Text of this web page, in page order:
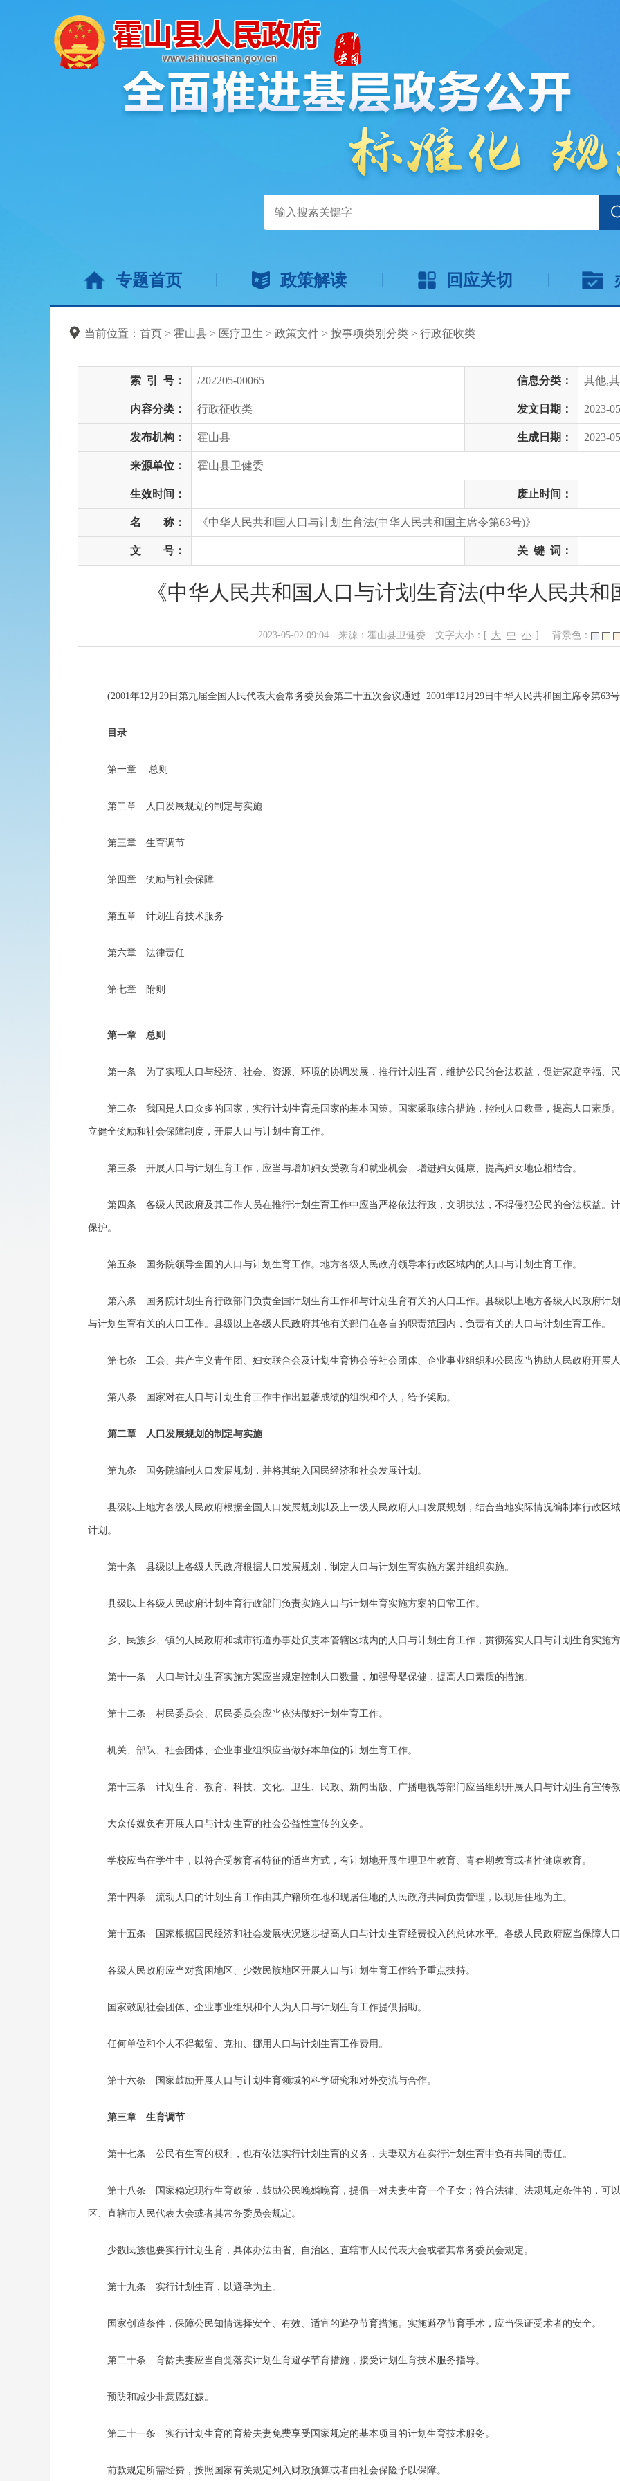
专题首页 政策解读 回应关切
当前位置： 首页 > 霍山县 > 医疗卫生 > 政策文件 > 按事项类别分类 > 行政征收类
索 引 号： /202205-00065 信息分类： 其他,
内容分类： 行政征收类 发文日期： 2023-
发布机构： 霍山县 生成日期： 2023-
来源单位： 霍山县卫健委
生效时间： 废止时间：
名 称： 《中华人民共和国人口与计划生育法(中华人民共和国主席令第63号)》
文 号： 关 键 词：
《中华人民共和国人口与计划生育法(中华人民共和
2023-05-02 09:04 来源：霍山县卫健委 文字大小：[ 大 中 小 ] 背景色：
(2001年12月29日第九届全国人民代表大会常务委员会第二十五次会议通过 2001年12月29日中华人民共和国主席令第63
目录
第一章 总则
第二章 人口发展规划的制定与实施
第三章 生育调节
第四章 奖励与社会保障
第五章 计划生育技术服务
第六章 法律责任
第七章 附则
第一章 总则
第一条 为了实现人口与经济、社会、资源、环境的协调发展，推行计划生育，维护公民的合法权益，促进家庭幸福、民
第二条 我国是人口众多的国家，实行计划生育是国家的基本国策。国家采取综合措施，控制人口数量，提高人口素质
立健全奖励和社会保障制度，开展人口与计划生育工作。
第三条 开展人口与计划生育工作，应当与增加妇女受教育和就业机会、增进妇女健康、提高妇女地位相结合。
第四条 各级人民政府及其工作人员在推行计划生育工作中应当严格依法行政，文明执法，不得侵犯公民的合法权益。
保护。
第五条 国务院领导全国的人口与计划生育工作。地方各级人民政府领导本行政区域内的人口与计划生育工作。
第六条 国务院计划生育行政部门负责全国计划生育工作和与计划生育有关的人口工作。县级以上地方各级人民政府计
与计划生育有关的人口工作。县级以上各级人民政府其他有关部门在各自的职责范围内，负责有关的人口与计划生育工作。
第七条 工会、共产主义青年团、妇女联合会及计划生育协会等社会团体、企业事业组织和公民应当协助人民政府开展人
第八条 国家对在人口与计划生育工作中作出显著成绩的组织和个人，给予奖励。
第二章 人口发展规划的制定与实施
第九条 国务院编制人口发展规划，并将其纳入国民经济和社会发展计划。
县级以上地方各级人民政府根据全国人口发展规划以及上一级人民政府人口发展规划，结合当地实际情况编制本行政区
计划。
第十条 县级以上各级人民政府根据人口发展规划，制定人口与计划生育实施方案并组织实施。
县级以上各级人民政府计划生育行政部门负责实施人口与计划生育实施方案的日常工作。
乡、民族乡、镇的人民政府和城市街道办事处负责本管辖区域内的人口与计划生育工作，贯彻落实人口与计划生育实施方
第十一条 人口与计划生育实施方案应当规定控制人口数量，加强母婴保健，提高人口素质的措施。
第十二条 村民委员会、居民委员会应当依法做好计划生育工作。
机关、部队、社会团体、企业事业组织应当做好本单位的计划生育工作。
第十三条 计划生育、教育、科技、文化、卫生、民政、新闻出版、广播电视等部门应当组织开展人口与计划生育宣传教
大众传媒负有开展人口与计划生育的社会公益性宣传的义务。
学校应当在学生中，以符合受教育者特征的适当方式，有计划地开展生理卫生教育、青春期教育或者性健康教育。
第十四条 流动人口的计划生育工作由其户籍所在地和现居住地的人民政府共同负责管理，以现居住地为主。
第十五条 国家根据国民经济和社会发展状况逐步提高人口与计划生育经费投入的总体水平。各级人民政府应当保障人口
各级人民政府应当对贫困地区、少数民族地区开展人口与计划生育工作给予重点扶持。
国家鼓励社会团体、企业事业组织和个人为人口与计划生育工作提供捐助。
任何单位和个人不得截留、克扣、挪用人口与计划生育工作费用。
第十六条 国家鼓励开展人口与计划生育领域的科学研究和对外交流与合作。
第三章 生育调节
第十七条 公民有生育的权利，也有依法实行计划生育的义务，夫妻双方在实行计划生育中负有共同的责任。
第十八条 国家稳定现行生育政策，鼓励公民晚婚晚育，提倡一对夫妻生育一个子女；符合法律、法规规定条件的，可
区、直辖市人民代表大会或者其常务委员会规定。
少数民族也要实行计划生育，具体办法由省、自治区、直辖市人民代表大会或者其常务委员会规定。
第十九条 实行计划生育，以避孕为主。
国家创造条件，保障公民知情选择安全、有效、适宜的避孕节育措施。实施避孕节育手术，应当保证受术者的安全。
第二十条 育龄夫妻应当自觉落实计划生育避孕节育措施，接受计划生育技术服务指导。
预防和减少非意愿妊娠。
第二十一条 实行计划生育的育龄夫妻免费享受国家规定的基本项目的计划生育技术服务。
前款规定所需经费，按照国家有关规定列入财政预算或者由社会保险予以保障。